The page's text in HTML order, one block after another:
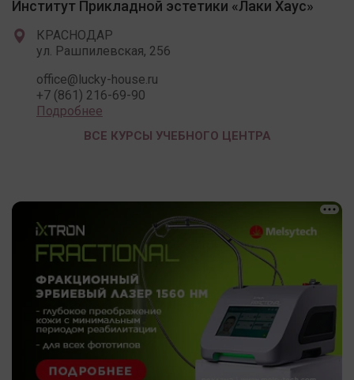
Институт Прикладной эстетики «Лаки Хаус»
КРАСНОДАР
ул. Рашпилевская, 256
office@lucky-house.ru
+7 (861) 216-69-90
Подробнее
ВСЕ КУРСЫ УЧЕБНОГО ЦЕНТРА